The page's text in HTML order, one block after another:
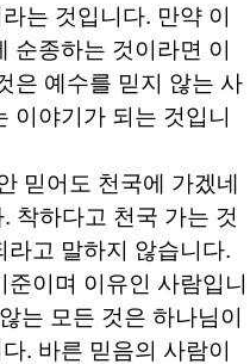
는 것입니다. 만약 이
종하는 것이라면 이
은 예수를 믿지 않는 사
이야기가 되는 것입니
믿어도 천국에 가겠네
. 착하다고 천국 가는 것
라고 말하지 않습니다.
이며 이유인 사람입니
는 모든 것은 하나님이
. 바른 믿음의 사람이